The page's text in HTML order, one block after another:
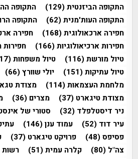
התקופה הביזנטית(129) התקופה
התקופה העות'מנית(62) התקופה
חפירה ארכאולוגית(168) חפירה
חפירות ארכיאולוגיות(166)
טיול מורשת(116) טיול משפחות(217)
טיול עתיקות(151) יולי שוורץ(66)
מלחמת העצמאות(114) מצודת
מצודת טיגארט (37) מצרים (36)
ניר דיסטלפלד (32) סטורי של
עיר דוד (52) עמוד ענן(146)
פסיפס(48) פרויקט טיגארט (37)
צה"ל (80) קלרה עמית(51) רשות